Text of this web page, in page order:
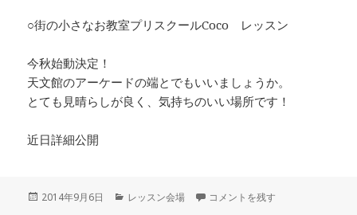
○街の小さなお教室プリスクールCoco レッスン
今秋始動決定！
天文館のアーケードの端とでもいいましょうか。
とても見晴らしが良く、気持ちのいい場所です！
近日詳細公開
投
2014年9月6日
カ
レッスン会場 レッスン会場情報②街の小さなお
コメントを残す